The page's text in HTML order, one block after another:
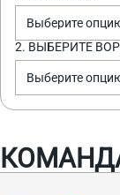
Выберите
2. ВЫБЕРИТЕ
Выберите